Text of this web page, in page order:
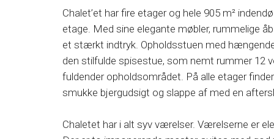
Chalet’et har fire etager og hele 905 m²
etage. Med sine elegante møbler, rummelige
et stærkt indtryk. Opholdsstuen med
den stilfulde spisestue, som nemt rummer 12
fuldender opholdsområdet. På alle etager
smukke bjergudsigt og slappe af med en
Chaletet har i alt syv værelser. Værelserne er